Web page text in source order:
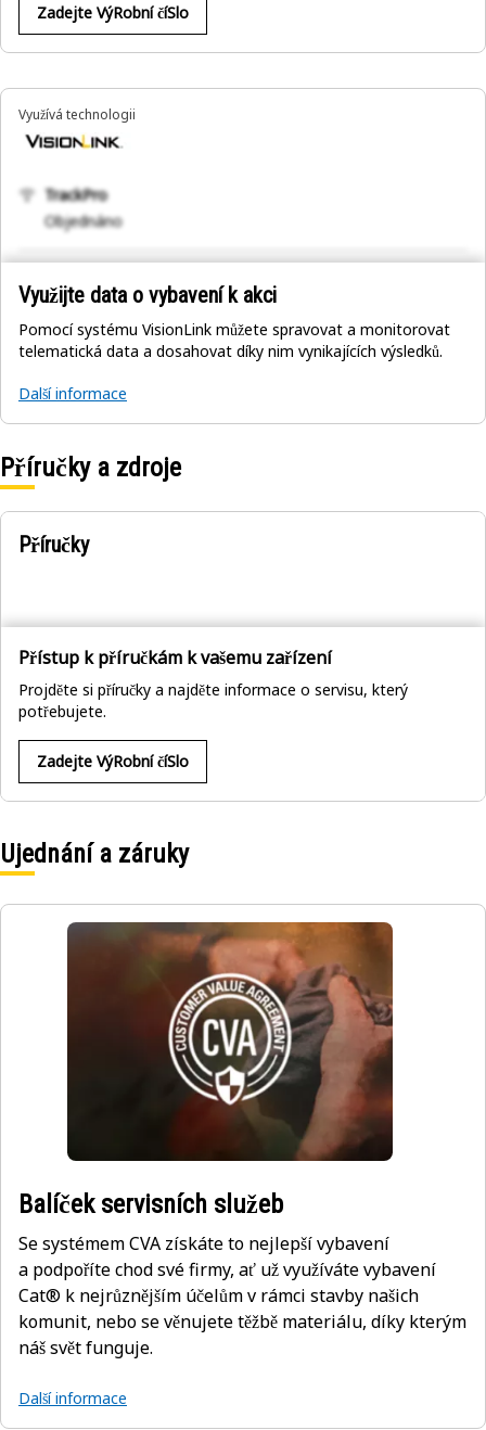
Zadejte VýRobní číSlo
Využívá technologii
TrackPro
Objednáno
Využijte data o vybavení k akci
Pomocí systému VisionLink můžete spravovat a monitorovat
telematická data a dosahovat díky nim vynikajících výsledků.
Další informace
Příručky a zdroje
Příručky
Přístup k příručkám k vašemu zařízení
Projděte si příručky a najděte informace o servisu, který
potřebujete.
Zadejte VýRobní číSlo
Ujednání a záruky
Balíček servisních služeb
Se systémem CVA získáte to nejlepší vybavení
a podpoříte chod své firmy, ať už využíváte vybavení
Cat® k nejrůznějším účelům v rámci stavby našich
komunit, nebo se věnujete těžbě materiálu, díky kterým
náš svět funguje.
Další informace